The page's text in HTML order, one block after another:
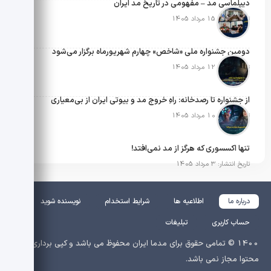
دیپلماسی مد – مفهومی در تاریخ مد ایران
تاریخ انتشار: 15 مرداد 1405
دومین جشنواره ملی «شاخص» چهارم شهریورماه برگزار می‌شود
تاریخ انتشار: 12 مرداد 1405
از جشنواره تا رصدخانه: راهِ خروج مد و بیوتی ایران از بی‌معیاری
تاریخ انتشار: 10 مرداد 1405
تنها اکسسوری که هرگز از مد نمی‌افتد!
تاریخ انتشار: 3 مرداد 1405
درباره ما اطلاعیه ها شرایط استخدام
نویسنده شوید
حساب کاربری
تبلیغات
1400 © تمامی حقوق برای مدما ایران محفوظ می باشد و کپی برداری از
محتوا مجاز نمی باشد.